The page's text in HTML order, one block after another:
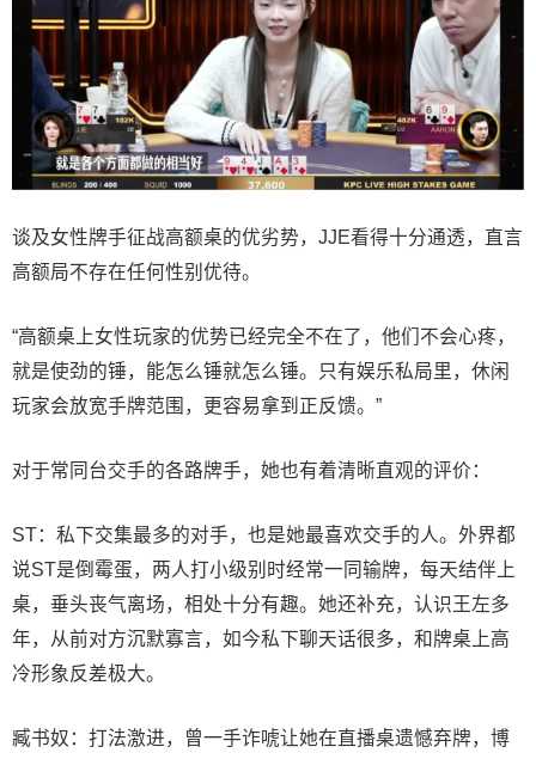
谈及女性牌手征战高额桌的优劣势，JJE看得十分通透，直言
高额局不存在任何性别优待。
“高额桌上女性玩家的优势已经完全不在了，他们不会心疼，
就是使劲的锤，能怎么锤就怎么锤。只有娱乐私局里，休闲
玩家会放宽手牌范围，更容易拿到正反馈。”
对于常同台交手的各路牌手，她也有着清晰直观的评价：
ST：私下交集最多的对手，也是她最喜欢交手的人。外界都
说ST是倒霉蛋，两人打小级别时经常一同输牌，每天结伴上
桌，垂头丧气离场，相处十分有趣。她还补充，认识王左多
年，从前对方沉默寡言，如今私下聊天话很多，和牌桌上高
冷形象反差极大。
臧书奴：打法激进，曾一手诈唬让她在直播桌遗憾弃牌，博